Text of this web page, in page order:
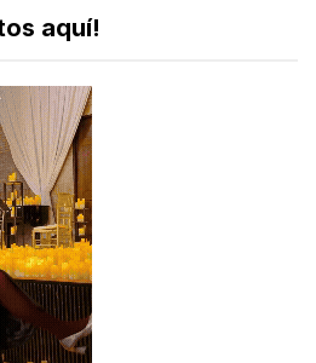
aquí!